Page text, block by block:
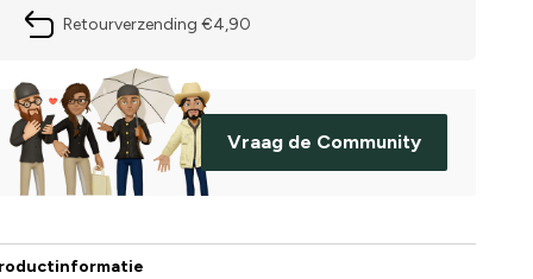
Retourverzending €4,90
Vraag de Community